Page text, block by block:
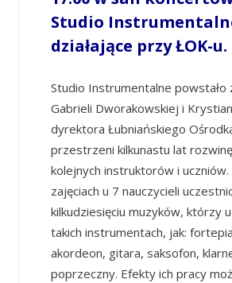
Studio
działające przy ŁOK-u.
Studio Instrumentalne powstało
Gabrieli Dworakowskiej i
dyrektora Łubniańskiego
przestrzeni kilkunastu lat
kolejnych instruktorów i uczniów.
zajęciach u 7 nauczycieli
kilkudziesięciu muzyków, którzy
takich instrumentach, jak:
akordeon, gitara, saksofon,
poprzeczny. Efekty ich pracy